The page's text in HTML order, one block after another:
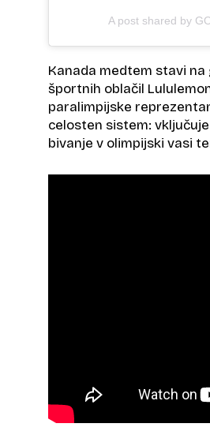
A post shared by
Kanada medtem stavi
športnih oblačil
paralimpijske
celosten sistem:
bivanje v olimpijski vasi